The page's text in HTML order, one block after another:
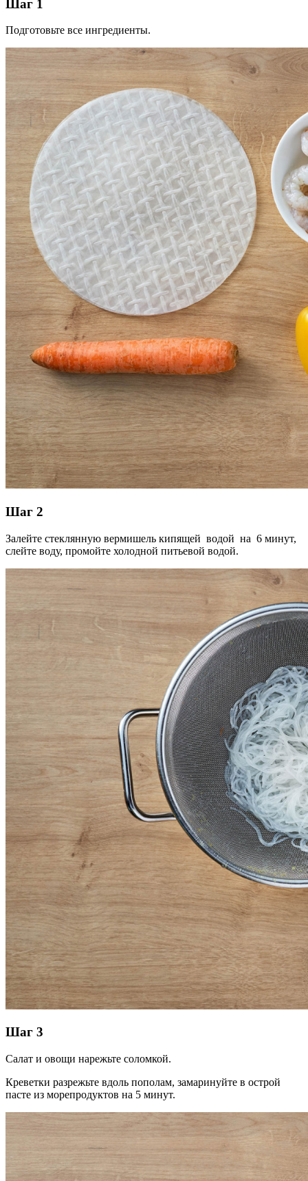
Шаг 1
Подготовьте все ингредиенты.
Шаг 2
Залейте стеклянную вермишель кипящей водой на 6 минут,
слейте воду, промойте холодной питьевой водой.
Шаг 3
Салат и овощи нарежьте соломкой.
Креветки разрежьте вдоль пополам, замаринуйте в острой
пасте из морепродуктов на 5 минут.